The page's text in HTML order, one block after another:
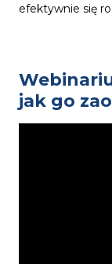
efektywnie się
jak go